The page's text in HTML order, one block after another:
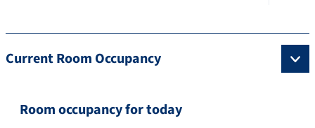
Current Room Occupancy
Room occupancy for today